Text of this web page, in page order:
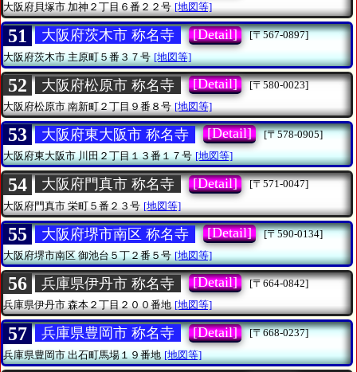
大阪府貝塚市加神２丁目６番２２号 [地図等]
51 大阪府茨木市 称名寺 [Detail]
[〒567-0897]
大阪府茨木市主原町５番３７号 [地図等]
52 大阪府松原市 称名寺 [Detail]
[〒580-0023]
大阪府松原市南新町２丁目９番８号 [地図等]
53 大阪府東大阪市 称名寺 [Detail]
[〒578-0905]
大阪府東大阪市川田２丁目１３番１７号 [地図等]
54 大阪府門真市 称名寺 [Detail]
[〒571-0047]
大阪府門真市 栄町５番２３号 [地図等]
55 大阪府堺市南区 称名寺 [Detail]
[〒590-0134]
大阪府堺市南区御池台５丁２番５号 [地図等]
56 兵庫県伊丹市 称名寺 [Detail]
[〒664-0842]
兵庫県伊丹市森本２丁目２００番地 [地図等]
57 兵庫県豊岡市 称名寺 [Detail]
[〒668-0237]
兵庫県豊岡市出石町馬場１９番地 [地図等]